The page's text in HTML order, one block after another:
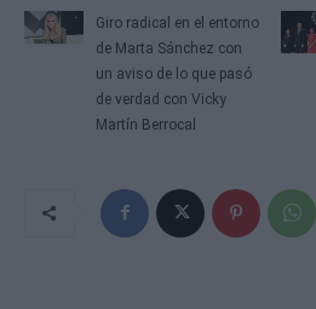
Giro radical en el entorno
de Marta Sánchez con
un aviso de lo que pasó
de verdad con Vicky
Martín Berrocal